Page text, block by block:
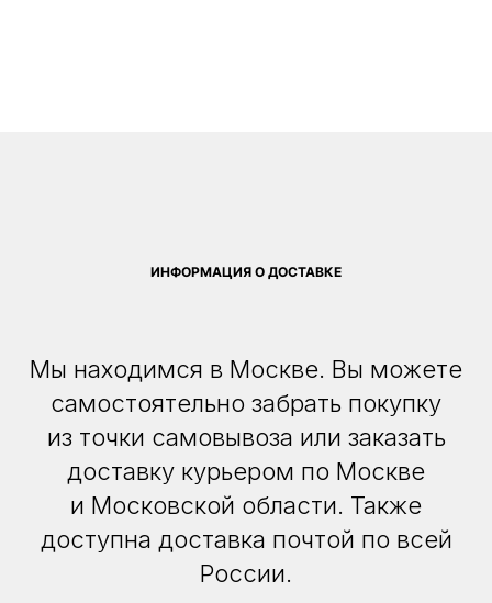
ИНФОРМАЦИЯ О ДОСТАВКЕ
Мы находимся в Москве. Вы можете
самостоятельно забрать покупку
из точки самовывоза или заказать
доставку курьером по Москве
и Московской области. Также
доступна доставка почтой по всей
России.